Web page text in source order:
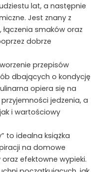
lat, a następnie
Jest znany z
smaków oraz
dobrze
przepisów
dbających o kondycję
opiera się na
jedzenia, a
i wartościowy
to idealna książka
na domowe
efektowne wypieki.